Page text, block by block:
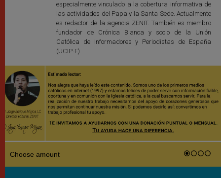
especialmente vinculado a la cobertura informativa de
las actividades del Papa y la Santa Sede. Actualmente
es redactor de la agencia ZENIT. También es miembro
fundador de Crónica Blanca y socio de la Unión
Católica de Informadores y Periodistas de España
(UCIP-E).